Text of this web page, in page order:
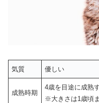
気質 優しい
成熟時期
4歳を目途に成熟
※大きさは1歳頃